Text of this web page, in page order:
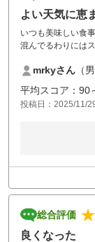
よい天気に恵
いつも美味しい食
混んでるわりには
mrkyさん （
平均スコア：90
投稿日：2025/11/
総合評価
良くなった